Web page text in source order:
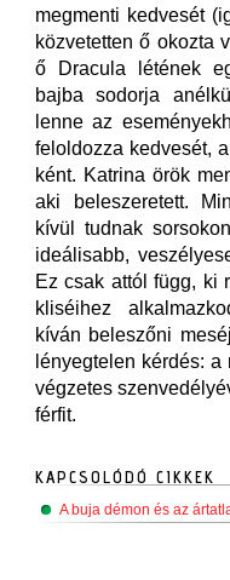
megmenti kedvesét
közvetetten ő okozta
ő Dracula létének
bajba sodorja
lenne az
feloldozza kedvesét,
ként. Katrina örök
aki beleszeretett.
kívül tudnak
ideálisabb,
Ez csak attól függ, ki
kliséihez
kíván beleszőni
lényegtelen kérdés:
végzetes
férfit.
KAPCSOLÓDÓ CIKKEK
A buja démon és az